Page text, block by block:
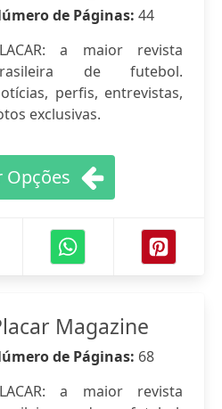
de Páginas: 44
a maior revista
de futebol.
perfis, entrevistas,
exclusivas.
Opções
Magazine
de Páginas: 68
a maior revista